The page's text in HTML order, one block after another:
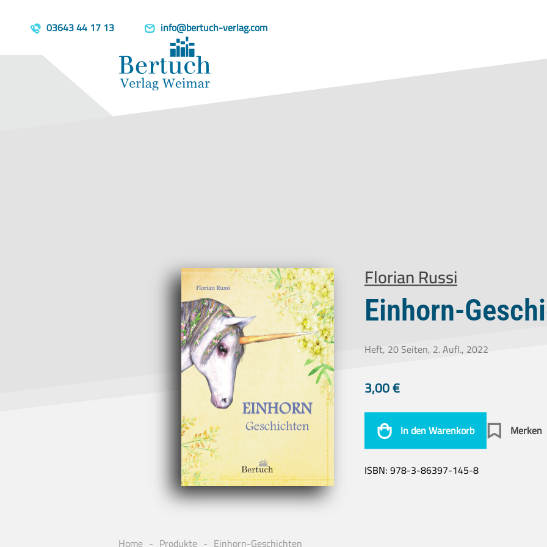
03643 44 17 13 info@bertuch-verlag.com
template=book, parent=/produkte/, include=hidden, book_persons.person.id=16712
Florian Russi
Einhorn-
Heft, 20 Seiten, 2. Aufl., 2022
3,00€
In den Warenkorb Merken
ISBN:978-3-86397-145-8
Home Produkte Einhorn-Geschichten